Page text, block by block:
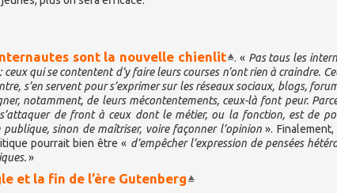
sont la nouvelle chienlit . « Pas tous les
ceux qui se contentent d’y faire leurs courses n’ont rien à craindre.
s’en servent pour s’exprimer sur les réseaux sociaux, blogs,
notamment, de leurs mécontentements, ceux-là font peur.
de front à ceux dont le métier, ou la fonction, est de
publique, sinon de maîtriser, voire façonner l’opinion».
pourrait bien être « d’empêcher l’expression de pensées
»
et la fin de l’ère Gutenberg